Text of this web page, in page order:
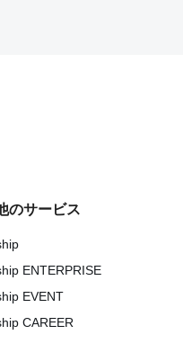
のサービス
ENTERPRISE
EVENT
CAREER